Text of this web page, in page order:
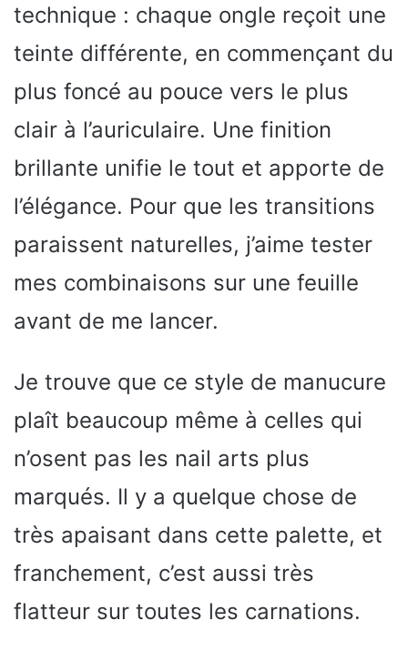
technique : chaque ongle reçoit une
teinte différente, en commençant du
plus foncé au pouce vers le plus
clair à l’auriculaire. Une finition
brillante unifie le tout et apporte de
l’élégance. Pour que les transitions
paraissent naturelles, j’aime tester
mes combinaisons sur une feuille
avant de me lancer.
Je trouve que ce style de manucure
plaît beaucoup même à celles qui
n’osent pas les nail arts plus
marqués. Il y a quelque chose de
très apaisant dans cette palette, et
franchement, c’est aussi très
flatteur sur toutes les carnations.